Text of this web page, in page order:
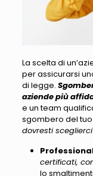
La scelta di
per assicurarsi
di legge.
aziende più
e un team
sgombero del
dovresti sceglierci:
certificati,
lo